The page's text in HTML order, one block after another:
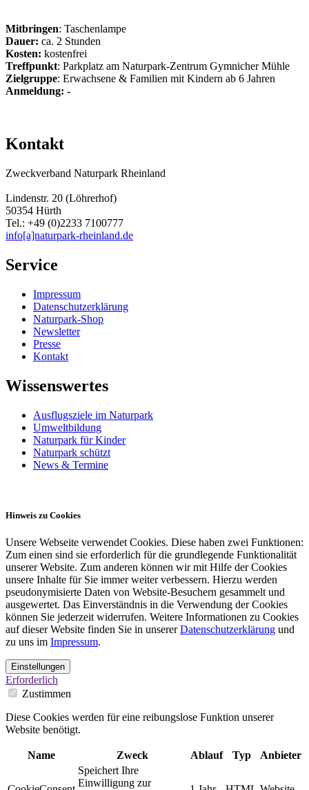
Mitbringen: Taschenlampe
Dauer: ca. 2 Stunden
Kosten: kostenfrei
Treffpunkt: Parkplatz am Naturpark-Zentrum Gymnicher Mühle
Zielgruppe: Erwachsene & Familien mit Kindern ab 6 Jahren
Anmeldung: -
Kontakt
Zweckverband Naturpark Rheinland
Lindenstr. 20 (Löhrerhof)
50354 Hürth
Tel.: +49 (0)2233 7100777
info[a]naturpark-rheinland.de
Service
Impressum
Datenschutzerklärung
Naturpark-Shop
Newsletter
Presse
Kontakt
Wissenswertes
Ausflugsziele im Naturpark
Umweltbildung
Naturpark für Kinder
Naturpark schützt
News & Termine
Hinweis zu Cookies
Unsere Webseite verwendet Cookies. Diese haben zwei Funktionen:
Zum einen sind sie erforderlich für die grundlegende Funktionalität
unserer Website. Zum anderen können wir mit Hilfe der Cookies
unsere Inhalte für Sie immer weiter verbessern. Hierzu werden
pseudonymisierte Daten von Website-Besuchern gesammelt und
ausgewertet. Das Einverständnis in die Verwendung der Cookies
können Sie jederzeit widerrufen. Weitere Informationen zu Cookies
auf dieser Website finden Sie in unsererDatenschutzerklärung und
zu uns im Impressum.
Einstellungen
Erforderlich
Zustimmen
Diese Cookies werden für eine reibungslose Funktion unserer
Website benötigt.
Name Zweck Ablauf Typ Anbieter
Speichert Ihre
Einwilligung zur